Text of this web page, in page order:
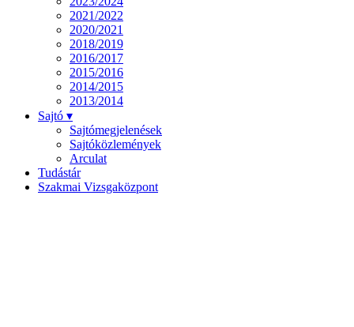
2021/2022
2020/2021
2018/2019
2016/2017
2015/2016
2014/2015
2013/2014
Sajtó ▾
Sajtómegjelenések
Sajtóközlemények
Arculat
Tudástár
Szakmai Vizsgaközpont